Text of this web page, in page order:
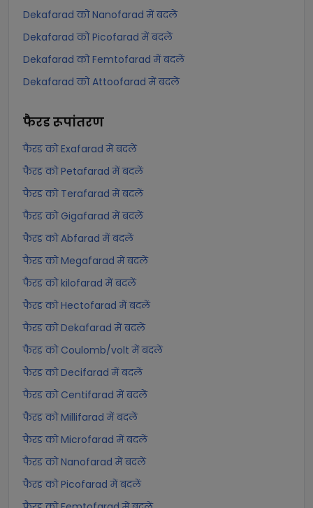
Dekafarad को Nanofarad में बदलें
Dekafarad को Picofarad में बदलें
Dekafarad को Femtofarad में बदलें
Dekafarad को Attoofarad में बदलें
फैरडरूपांतरण
फैरड को Exafarad में बदलें
फैरड को Petafarad में बदलें
फैरड को Terafarad में बदलें
फैरड को Gigafarad में बदलें
फैरड को Abfarad में बदलें
फैरड को Megafarad में बदलें
फैरड को kilofarad में बदलें
फैरड को Hectofarad में बदलें
फैरड को Dekafarad में बदलें
फैरड को Coulomb/volt में बदलें
फैरड को Decifarad में बदलें
फैरड को Centifarad में बदलें
फैरड को Millifarad में बदलें
फैरड को Microfarad में बदलें
फैरड को Nanofarad में बदलें
फैरड को Picofarad में बदलें